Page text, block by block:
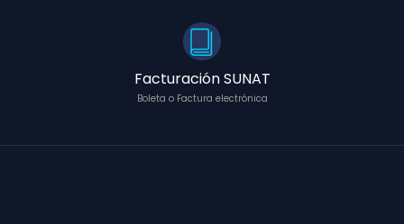
Facturación SUNAT
Boleta o Factura electrónica